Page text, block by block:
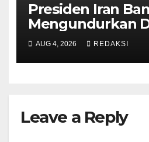
Presiden Iran
Mengundurkan
AUG 4, 2026 REDAKSI
Leave a Reply